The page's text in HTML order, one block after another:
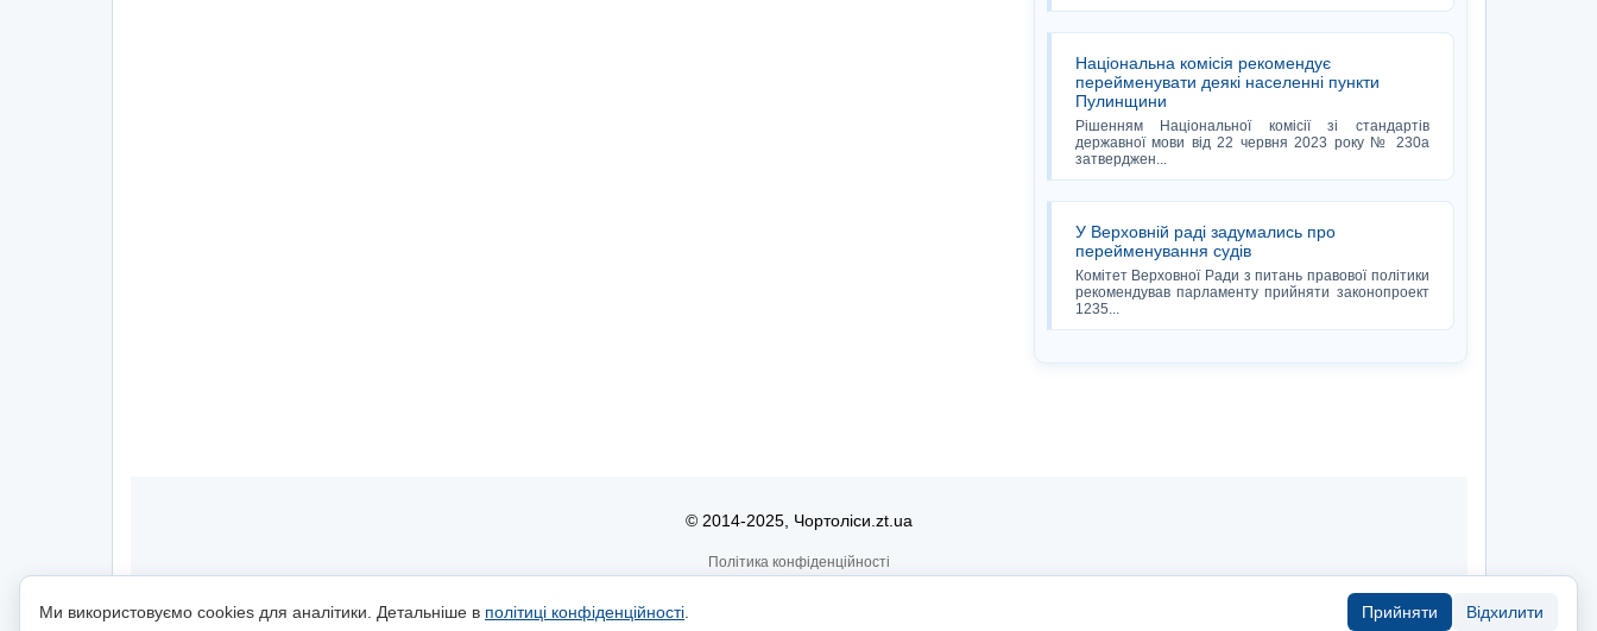
Національна комісія рекомендує
перейменувати деякі населенні пункти
Пулинщини
Рішенням Національної комісії зі стандартів
державної мови від 22 червня 2023 року № 230а
затверджен...
У Верховній раді задумались про
перейменування судів
Комітет Верховної Ради з питань правової політики
рекомендував парламенту прийняти законопроект
1235...
© 2014-2025, Чортоліси.zt.ua
Політика конфіденційності
Ми використовуємо cookies для аналітики. Детальніше в політиці конфіденційності Прийняти Відхилити